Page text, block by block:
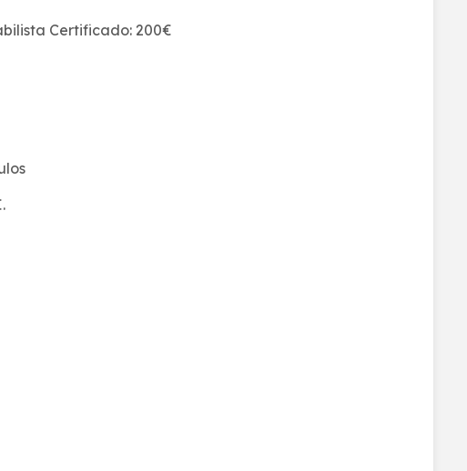
Certificado: 200€